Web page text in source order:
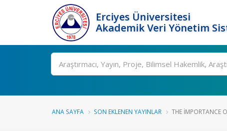
Erciyes Üniversitesi
Akademik Veri Yönetim
Ara
ANA SAYFA SON EKLENEN YAYINLAR THE IMPORTANCE